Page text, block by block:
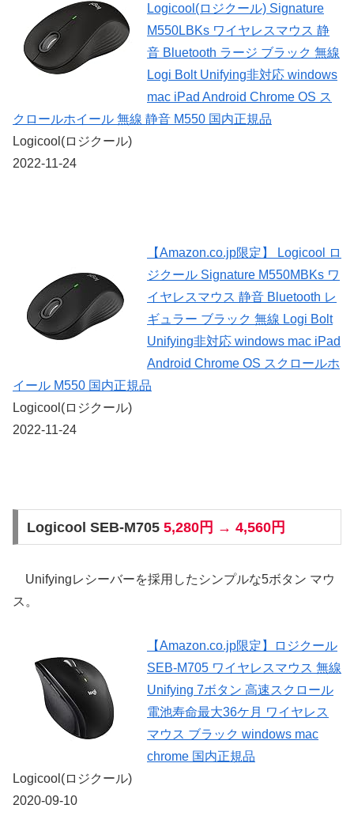
Logicool(ロジクール) Signature
M550LBKs ワイヤレスマウス 静
音 Bluetooth ラージ ブラック 無線
Logi Bolt Unifying非対応 windows
mac iPad Android Chrome OS ス
クロールホイール 無線 静音 M550 国内正規品
Logicool(ロジクール)
2022-11-24
【Amazon.co.jp限定】 Logicool ロ
ジクール Signature M550MBKs ワ
イヤレスマウス 静音 Bluetooth レ
ギュラー ブラック 無線 Logi Bolt
Unifying非対応 windows mac iPad
Android Chrome OS スクロールホ
イール M550 国内正規品
Logicool(ロジクール)
2022-11-24
Logicool SEB-M705 5,280円 → 4,560円
Unifyingレシーバーを採用したシンプルな5ボタン マウ
ス。
【Amazon.co.jp限定】ロジクール
SEB-M705 ワイヤレスマウス 無線
Unifying 7ボタン 高速スクロール
電池寿命最大36ケ月 ワイヤレス
マウス ブラック windows mac
chrome 国内正規品
Logicool(ロジクール)
2020-09-10